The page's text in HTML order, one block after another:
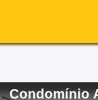
Condomínio